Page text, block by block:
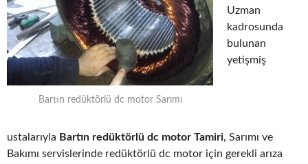
Bartın redüktörlü dc motor Sarımı
Uzman
kadrosunda
bulunan
yetişmiş
ustalarıyla Bartın redüktörlü dc motor Tamiri, Sarımı ve
Bakımı servislerinde redüktörlü dc motor için gerekli arıza